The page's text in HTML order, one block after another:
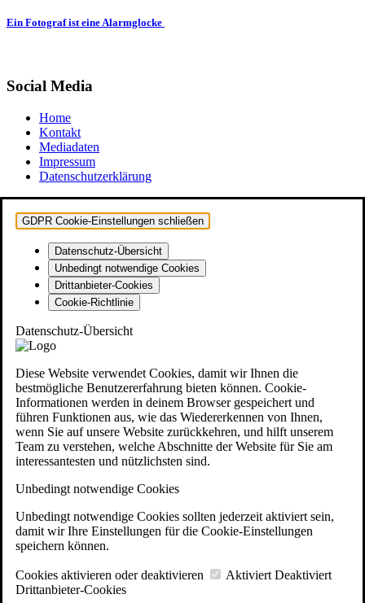
Ein Fotograf ist eine Alarmglocke
Social Media
Home
Kontakt
Mediadaten
Impressum
Datenschutzerklärung
GDPR Cookie-Einstellungen schließen
Datenschutz-Übersicht
Unbedingt notwendige Cookies
Drittanbieter-Cookies
Cookie-Richtlinie
Datenschutz-Übersicht
Diese Website verwendet Cookies, damit wir Ihnen die
bestmögliche Benutzererfahrung bieten können. Cookie-
Informationen werden in deinem Browser gespeichert und
führen Funktionen aus, wie das Wiedererkennen von Ihnen,
wenn Sie auf unsere Website zurückkehren, und hilft unserem
Team zu verstehen, welche Abschnitte der Website für Sie am
interessantesten und nützlichsten sind.
Unbedingt notwendige Cookies
Unbedingt notwendige Cookies sollten jederzeit aktiviert sein,
damit wir Ihre Einstellungen für die Cookie-Einstellungen
speichern können.
Cookies aktivieren oder deaktivieren Aktiviert Deaktiviert
Drittanbieter-Cookies